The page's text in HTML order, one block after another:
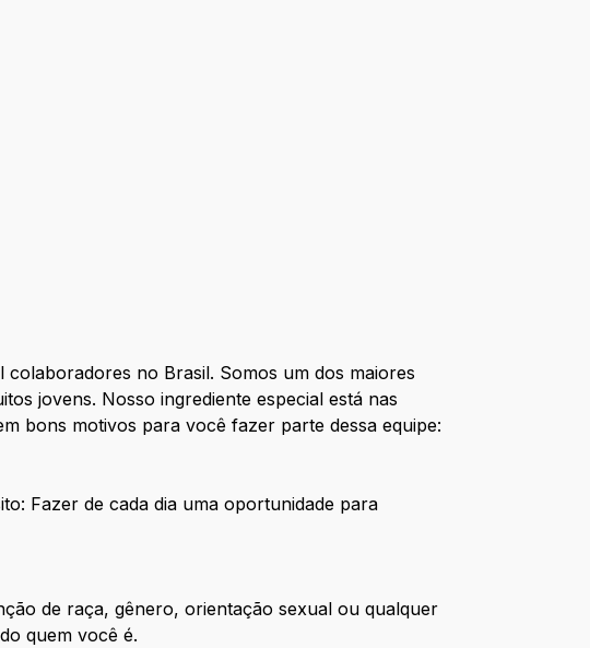
no Brasil. Somos um dos maiores
jovens. Nosso ingrediente especial está nas
bons motivos para você fazer parte dessa equipe:
Fazer de cada dia uma oportunidade para
de raça, gênero, orientação sexual ou qualquer
quem você é.